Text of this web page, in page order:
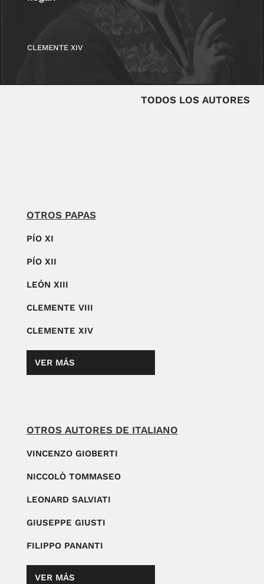
CLEMENTE XIV
TODOS LOS AUTORES
OTROS PAPAS
PÍO XI
PÍO XII
LEÓN XIII
CLEMENTE VIII
CLEMENTE XIV
VER MÁS
OTROS AUTORES DE ITALIANO
VINCENZO GIOBERTI
NICCOLÒ TOMMASEO
LEONARD SALVIATI
GIUSEPPE GIUSTI
FILIPPO PANANTI
VER MÁS